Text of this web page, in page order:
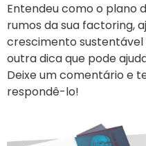
Entendeu como o plano
rumos da sua factoring,
crescimento sustentável
outra dica que pode
Deixe um comentário e
respondê-lo!